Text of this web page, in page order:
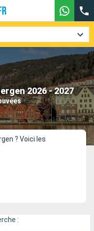
2026 - 2027
Compagnies
? Voici les
& Scandinavie
: